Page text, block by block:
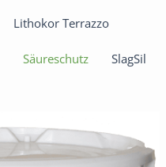
Lithokor Terrazzo
Säureschutz SlagSil